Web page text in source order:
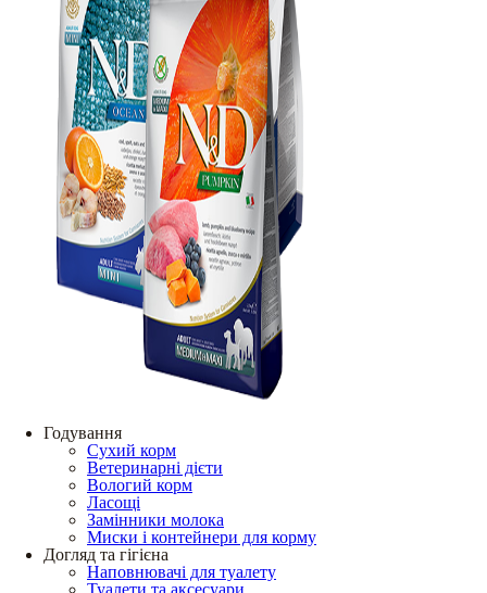
Годування
Сухий корм
Ветеринарні дієти
Вологий корм
Ласощі
Замінники молока
Миски і контейнери для корму
Догляд та гігієна
Наповнювачі для туалету
Туалети та аксесуари